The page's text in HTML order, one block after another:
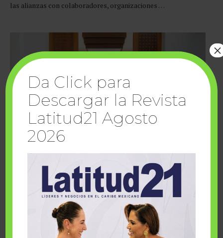
las alianzas con colaboradores, organizaciones …
Cuando la solidaridad inspira; cumplen
sueños Fairmont Mayakoba y Make-A-Wish
Da Click para
Descargar la Revista
Latitud21 Agosto
2026
×